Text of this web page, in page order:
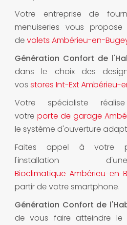
Votre entreprise de
menuiseries vous
de volets Ambérieu-en-
Génération Confort de
dans le choix des
vos stores Int-Ext Ambérieu-
Votre spécialiste
votre porte de garage
le système d'ouverture
Faites appel à votre
l'installation
Bioclimatique Ambérieu-en-
partir de votre smartphone.
Génération Confort de
de vous faire atteindre le